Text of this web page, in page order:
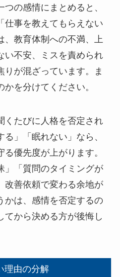
の感情にまとめると、
仕事を教えてもらえない
、教育体制への不満、上
い不安、ミスを責められ
りが混ざっています。ま
を分けてください。
くたびに人格を否定され
」「眠れない」なら、
優先度が上がります。
」「質問のタイミングが
改善依頼で変わる余地が
かは、感情を否定するの
てから決める方が後悔し
理由の分解